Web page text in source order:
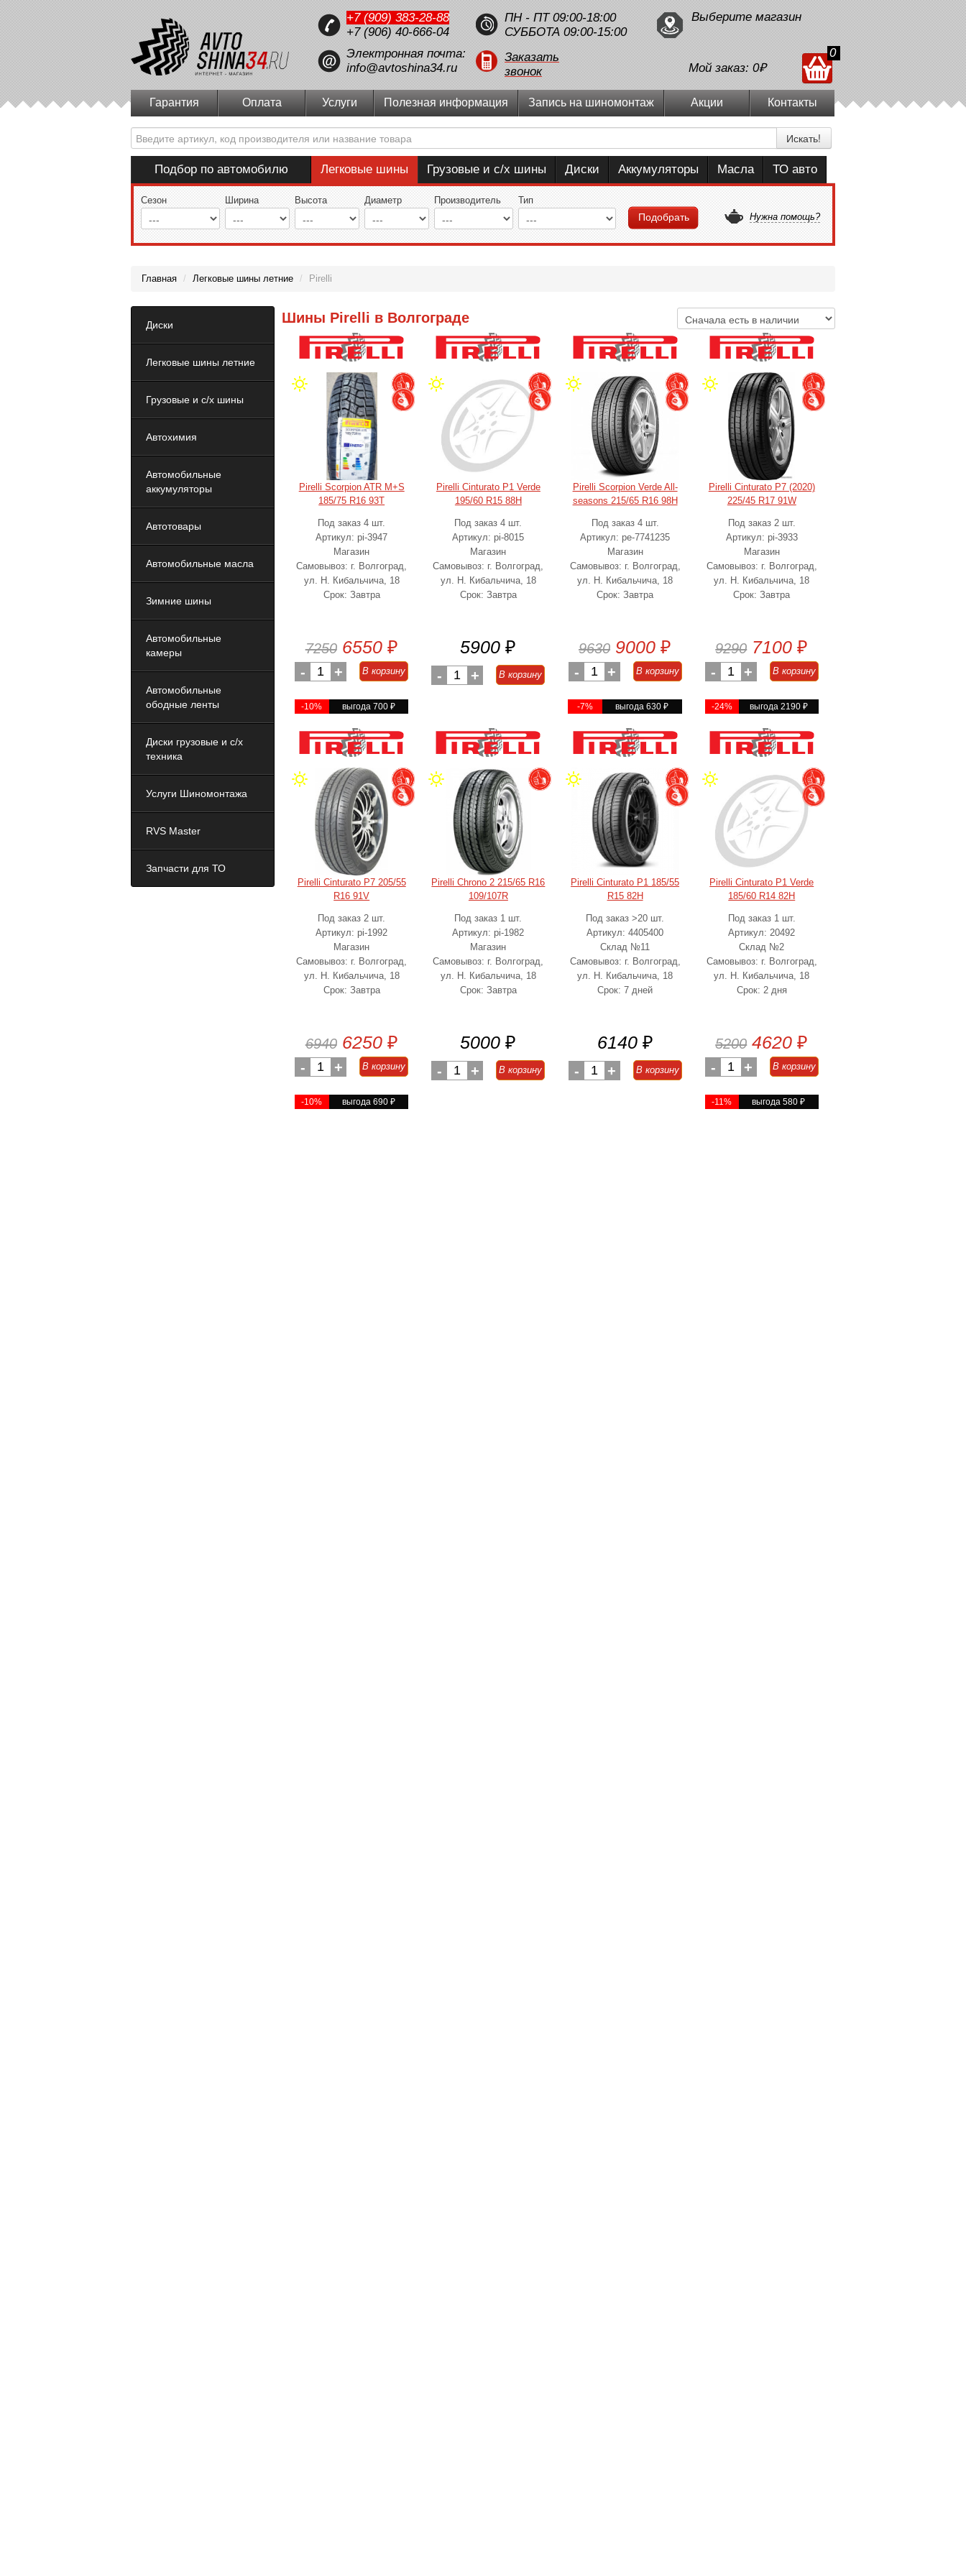
+7 (909) 383-28-88
+7 (906) 40-666-04
Электронная почта:
info@avtoshina34.ru
ПН - ПТ 09:00-18:00
СУББОТА 09:00-15:00
Заказать
звонок
Выберите магазин
Мой заказ: 0₽
0
Гарантия Оплата Услуги Полезная информация Запись на шиномонтаж Акции Контакты
Искать!
Подбор по автомобилю Легковые шины Грузовые и с/х шины Диски Аккумуляторы Масла ТО авто
Сезон Ширина Высота Диаметр Производитель Тип
Подобрать Нужна помощь?
Главная / Легковые шины летние / Pirelli
Диски
Легковые шины летние
Грузовые и с/х шины
Автохимия
Автомобильные
аккумуляторы
Автотовары
Автомобильные масла
Зимние шины
Автомобильные
камеры
Автомобильные
ободные ленты
Диски грузовые и с/х
техника
Услуги Шиномонтажа
RVS Master
Запчасти для ТО
Шины Pirelli в Волгограде
Pirelli Scorpion ATR M+S
185/75 R16 93T
Под заказ 4 шт.
Артикул: pi-3947
Магазин
Самовывоз: г. Волгоград,
ул. Н. Кибальчича, 18
Срок: Завтра
7250 6550 ₽
- 1 + В корзину
-10% выгода 700 ₽
Pirelli Cinturato P1 Verde
195/60 R15 88H
Под заказ 4 шт.
Артикул: pi-8015
Магазин
Самовывоз: г. Волгоград,
ул. Н. Кибальчича, 18
Срок: Завтра
5900 ₽
- 1 + В корзину
Pirelli Scorpion Verde All-
seasons 215/65 R16 98H
Под заказ 4 шт.
Артикул: pe-7741235
Магазин
Самовывоз: г. Волгоград,
ул. Н. Кибальчича, 18
Срок: Завтра
9630 9000 ₽
- 1 + В корзину
-7% выгода 630₽
Pirelli Cinturato P7 (2020)
225/45 R17 91W
Под заказ 2 шт.
Артикул: pi-3933
Магазин
Самовывоз: г. Волгоград,
ул. Н. Кибальчича, 18
Срок: Завтра
9290 7100 ₽
- 1 + В корзину
-24% выгода 2190 ₽
Pirelli Cinturato P7 205/55
R16 91V
Под заказ 2 шт.
Артикул: pi-1992
Магазин
Самовывоз: г. Волгоград,
ул. Н. Кибальчича, 18
Срок: Завтра
6940 6250 ₽
- 1 + В корзину
-10% выгода 690 ₽
Pirelli Chrono 2 215/65 R16
109/107R
Под заказ 1 шт.
Артикул: pi-1982
Магазин
Самовывоз: г. Волгоград,
ул. Н. Кибальчича, 18
Срок: Завтра
5000 ₽
- 1 + В корзину
Pirelli Cinturato P1 185/55
R15 82H
Под заказ >20 шт.
Артикул: 4405400
Склад №11
Самовывоз: г. Волгоград,
ул. Н. Кибальчича, 18
Срок: 7 дней
6140 ₽
- 1 + В корзину
Pirelli Cinturato P1 Verde
185/60 R14 82H
Под заказ 1 шт.
Артикул: 20492
Склад №2
Самовывоз: г. Волгоград,
ул. Н. Кибальчича, 18
Срок: 2 дня
5200 4620 ₽
- 1 + В корзину
-11% выгода 580₽